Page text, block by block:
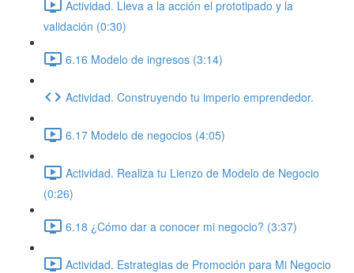
Actividad. Lleva a la acción el prototipado y la
validación (0:30)
6.16 Modelo de ingresos (3:14)
Actividad. Construyendo tu imperio emprendedor.
6.17 Modelo de negocios (4:05)
Actividad. Realiza tu Lienzo de Modelo de Negocio
(0:26)
6.18 ¿Cómo dar a conocer mi negocio? (3:37)
Actividad. Estrategias de Promoción para Mi Negocio